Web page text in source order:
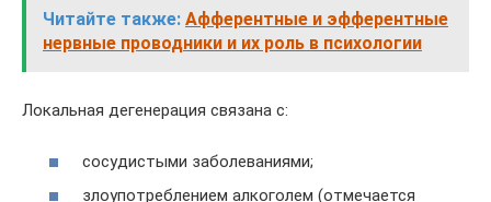
Читайте также: Афферентные и эфферентные
нервные проводники и их роль в психологии
Локальная дегенерация связана с:
сосудистыми заболеваниями;
злоупотреблением алкоголем (отмечается